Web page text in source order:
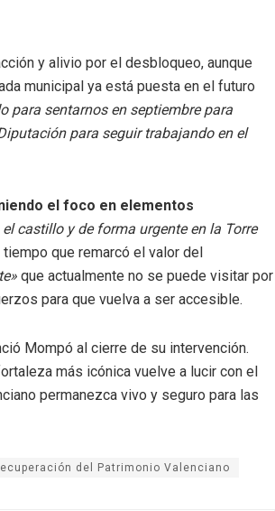
y alivio por el desbloqueo, aunque
municipal ya está puesta en el futuro
para sentarnos en septiembre para
para seguir trabajando en el
el foco en elementos
castillo y de forma urgente en la Torre
tiempo que remarcó el valor del
que actualmente no se puede visitar por
para que vuelva a ser accesible.
Mompó al cierre de su intervención.
más icónica vuelve a lucir con el
permanezca vivo y seguro para las
del Patrimonio Valenciano